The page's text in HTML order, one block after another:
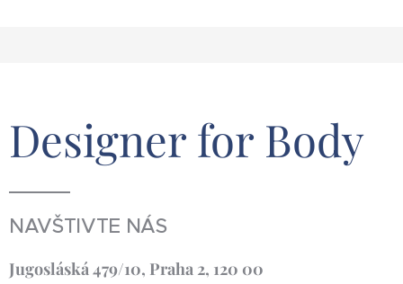
Designer for Body
NAVŠTIVTE NÁS
Jugosláská 479/10, Praha 2, 120 00